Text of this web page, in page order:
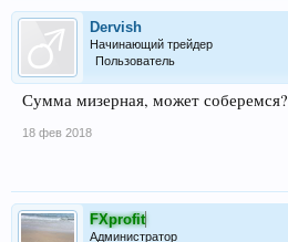
Dervish
Начинающий трейдер
Пользователь
Сумма мизерная, может соберемся?
18 фев 2018
FXprofit
Администратор